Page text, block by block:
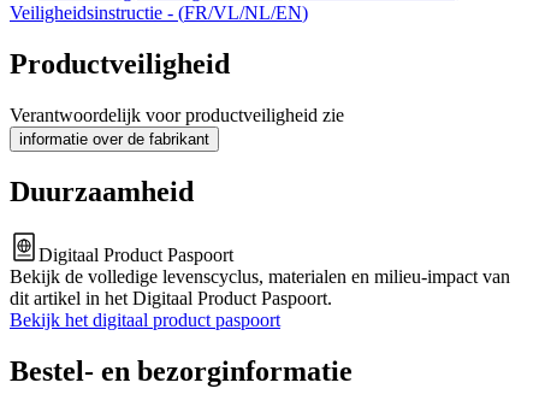
Veiligheidsinstructie - (FR/VL/NL/EN)
Productveiligheid
Verantwoordelijk voor productveiligheid zie
informatie over de fabrikant
Duurzaamheid
Digitaal Product Paspoort
Bekijk de volledige levenscyclus, materialen en milieu-impact van
dit artikel in het Digitaal Product Paspoort.
Bekijk het digitaal product paspoort
Bestel- en bezorginformatie